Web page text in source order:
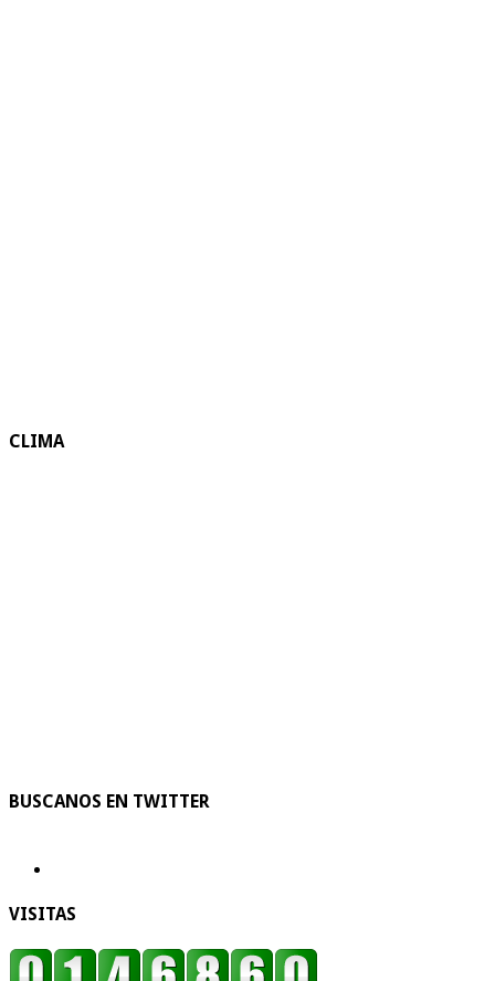
CLIMA
BUSCANOS EN TWITTER
VISITAS